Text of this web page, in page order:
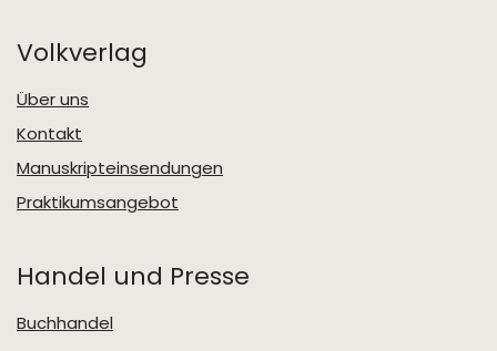
Volkverlag
Über uns
Kontakt
Manuskripteinsendungen
Praktikumsangebot
Handel und Presse
Buchhandel